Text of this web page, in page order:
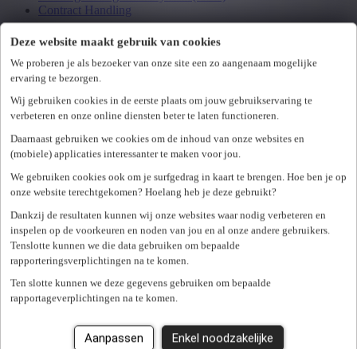
Deze website maakt gebruik van cookies
We proberen je als bezoeker van onze site een zo aangenaam mogelijke
ervaring te bezorgen.
Wij gebruiken cookies in de eerste plaats om jouw gebruikservaring te
verbeteren en onze online diensten beter te laten functioneren.
Daarnaast gebruiken we cookies om de inhoud van onze websites en
(mobiele) applicaties interessanter te maken voor jou.
We gebruiken cookies ook om je surfgedrag in kaart te brengen. Hoe ben je op
onze website terechtgekomen? Hoelang heb je deze gebruikt?
Dankzij de resultaten kunnen wij onze websites waar nodig verbeteren en
inspelen op de voorkeuren en noden van jou en al onze andere gebruikers.
Tenslotte kunnen we die data gebruiken om bepaalde
rapporteringsverplichtingen na te komen.
Ten slotte kunnen we deze gegevens gebruiken om bepaalde
rapportageverplichtingen na te komen.
Aanpassen Enkel noodzakelijke
Contract Handling
Tips & Tricks
Career Coaching
Outplacement
Trajectbegeleiding
Bemiddelingsvouchers
Over ons
Assessment inplannen
Feedback
Aanmelden